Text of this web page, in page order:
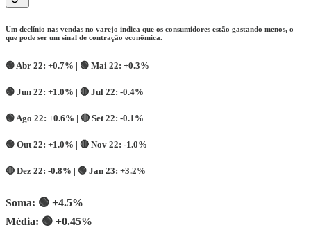
Um declínio nas vendas no varejo indica que os consumidores estão gastando menos, o
que pode ser um sinal de contração econômica.
🟢Abr 22: +0.7% | 🟢 Mai 22: +0.3%
🟢 Jun 22: +1.0% | 🔴 Jul 22: -0.4%
🟢Ago 22: +0.6% | 🔴 Set 22: -0.1%
🟢 Out 22: +1.0% | 🔴 Nov 22: -1.0%
🔴 Dez 22: -0.8% | 🟢 Jan 23: +3.2%
Soma: 🟢 +4.5%
Média: 🟢 +0.45%